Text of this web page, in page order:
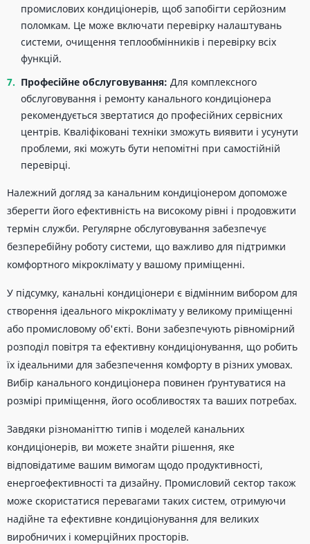
промислових кондиціонерів, щоб запобігти серйозним
поломкам. Це може включати перевірку налаштувань
системи, очищення теплообмінників і перевірку всіх
функцій.
Професійне обслуговування: Для комплексного
обслуговування і ремонту канального кондиціонера
рекомендується звертатися до професійних сервісних
центрів. Кваліфіковані техніки зможуть виявити і усунути
проблеми, які можуть бути непомітні при самостійній
перевірці.
Належний догляд за канальним кондиціонером допоможе
зберегти його ефективність на високому рівні і продовжити
термін служби. Регулярне обслуговування забезпечує
безперебійну роботу системи, що важливо для підтримки
комфортного мікроклімату у вашому приміщенні.
У підсумку, канальні кондиціонери є відмінним вибором для
створення ідеального мікроклімату у великому приміщенні
або промисловому об'єкті. Вони забезпечують рівномірний
розподіл повітря та ефективну кондиціонування, що робить
їх ідеальними для забезпечення комфорту в різних умовах.
Вибір канального кондиціонера повинен ґрунтуватися на
розмірі приміщення, його особливостях та ваших потребах.
Завдяки різноманіттю типів і моделей канальних
кондиціонерів, ви можете знайти рішення, яке
відповідатиме вашим вимогам щодо продуктивності,
енергоефективності та дизайну. Промисловий сектор також
може скористатися перевагами таких систем, отримуючи
надійне та ефективне кондиціонування для великих
виробничих і комерційних просторів.